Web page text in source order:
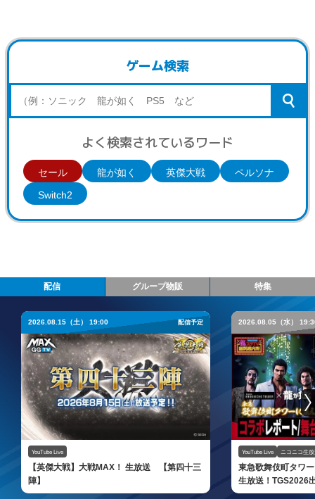
ゲーム検索
よく検索されているワード
セール 龍が如く 英傑大戦
ペルソナ
Switch2
配信 グループ物販 特集
2026.08.15（土） 19:00 配信予定
YouTube Live
【英傑大戦】大戦MAX！ 生放送 【第四十三
陣】
2026.08.05（水）
YouTube Live ニコニコ生放
東急歌舞伎町タワ
生放送！TGS2026
TV×龍スタTV 無料